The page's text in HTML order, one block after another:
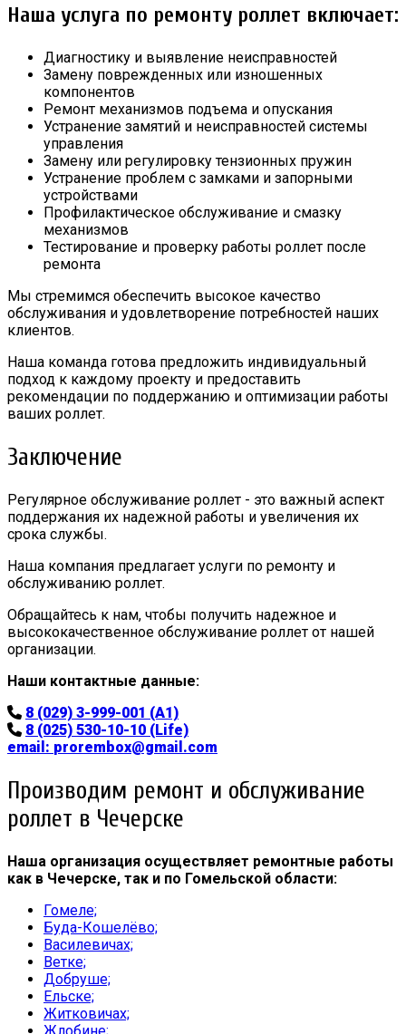
Наша услуга по ремонту роллет включает:
Диагностику и выявление неисправностей
Замену поврежденных или изношенных
компонентов
Ремонт механизмов подъема и опускания
Устранение замятий и неисправностей системы
управления
Замену или регулировку тензионных пружин
Устранение проблем с замками и запорными
устройствами
Профилактическое обслуживание и смазку
механизмов
Тестирование и проверку работы роллет после
ремонта
Мы стремимся обеспечить высокое качество
обслуживания и удовлетворение потребностей наших
клиентов.
Наша команда готова предложить индивидуальный
подход к каждому проекту и предоставить
рекомендации по поддержанию и оптимизации работы
ваших роллет.
Заключение
Регулярное обслуживание роллет - это важный аспект
поддержания их надежной работы и увеличения их
срока службы.
Наша компания предлагает услуги по ремонту и
обслуживанию роллет.
Обращайтесь к нам, чтобы получить надежное и
высококачественное обслуживание роллет от нашей
организации.
Наши контактные данные:
8 (029) 3-999-001 (A1)
8 (025) 530-10-10 (Life)
email: prorembox@gmail.com
Производим ремонт и обслуживание
роллет в Чечерске
Наша организация осуществляет ремонтные работы
как в Чечерске, так и по Гомельской области:
Гомеле;
Буда-Кошелёво;
Василевичах;
Ветке;
Добруше;
Ельске;
Житковичах;